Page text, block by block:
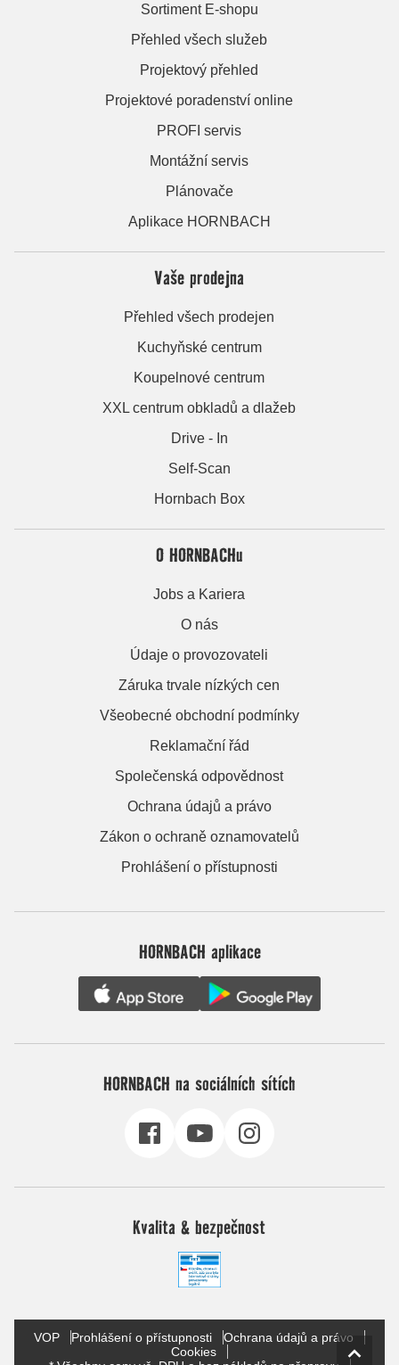
Sortiment E-shopu
Přehled všech služeb
Projektový přehled
Projektové poradenství online
PROFI servis
Montážní servis
Plánovače
Aplikace HORNBACH
Vaše prodejna
Přehled všech prodejen
Kuchyňské centrum
Koupelnové centrum
XXL centrum obkladů a dlažeb
Drive - In
Self-Scan
Hornbach Box
O HORNBACHu
Jobs a Kariera
O nás
Údaje o provozovateli
Záruka trvale nízkých cen
Všeobecné obchodní podmínky
Reklamační řád
Společenská odpovědnost
Ochrana údajů a právo
Zákon o ochraně oznamovatelů
Prohlášení o přístupnosti
HORNBACH aplikace
HORNBACH na sociálních sítích
Kvalita & bezpečnost
VOP Prohlášení o přístupnosti
Ochrana údajů a právo
Cookies